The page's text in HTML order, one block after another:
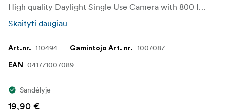
High quality Daylight Single Use Camera with 800 ISO Film.
Skaityti daugiau
Art.nr. 110494 Gamintojo Art. nr. 1007087
EAN 041771007089
Sandėlyje
19,90 €